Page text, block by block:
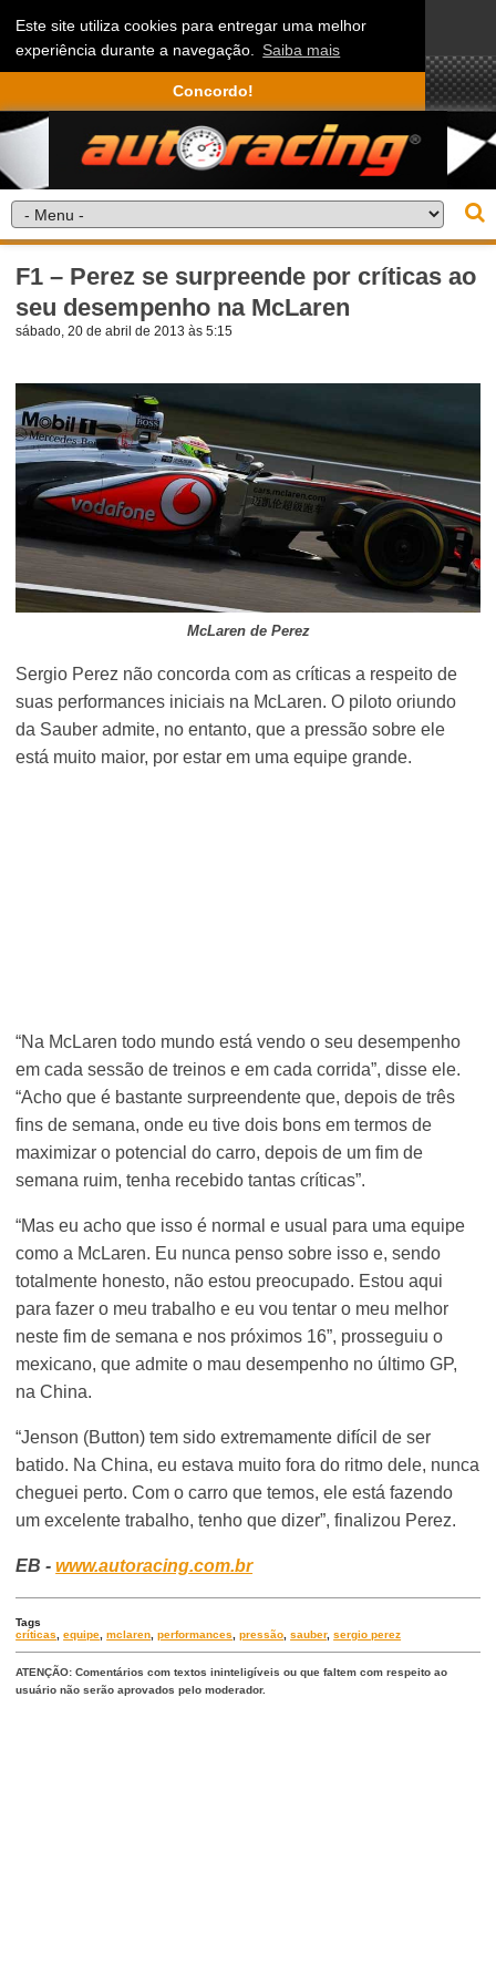
Este site utiliza cookies para entregar uma melhor
experiência durante a navegação. Saiba mais
Concordo!
F1 – Perez se surpreende por críticas ao
seu desempenho na McLaren
sábado, 20 de abril de 2013 às 5:15
McLaren de Perez
Sergio Perez não concorda com as críticas a respeito de
suas performances iniciais na McLaren. O piloto oriundo
da Sauber admite, no entanto, que a pressão sobre ele
está muito maior, por estar em uma equipe grande.
“Na McLaren todo mundo está vendo o seu desempenho
em cada sessão de treinos e em cada corrida”, disse ele.
“Acho que é bastante surpreendente que, depois de três
fins de semana, onde eu tive dois bons em termos de
maximizar o potencial do carro, depois de um fim de
semana ruim, tenha recebido tantas críticas”.
“Mas eu acho que isso é normal e usual para uma equipe
como a McLaren. Eu nunca penso sobre isso e, sendo
totalmente honesto, não estou preocupado. Estou aqui
para fazer o meu trabalho e eu vou tentar o meu melhor
neste fim de semana e nos próximos 16”, prosseguiu o
mexicano, que admite o mau desempenho no último GP,
na China.
“Jenson (Button) tem sido extremamente difícil de ser
batido. Na China, eu estava muito fora do ritmo dele, nunca
cheguei perto. Com o carro que temos, ele está fazendo
um excelente trabalho, tenho que dizer”, finalizou Perez.
EB -www.autoracing.com.br
Tags
críticas
,equipe ,mclaren ,performances ,pressão ,sauber,sergio perez
ATENÇÃO: Comentários com textos ininteligíveis ou que faltem com respeito ao
usuário não serão aprovados pelo moderador.